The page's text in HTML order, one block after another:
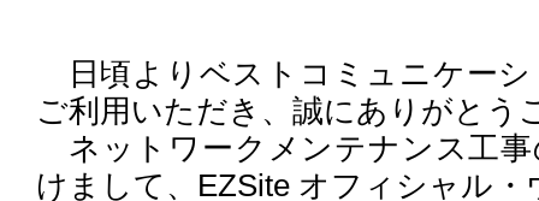
日頃よりベストコミュニケー
ご利用いただき、誠にありがとう
ネットワークメンテナンス工
けまして、EZSite オフィシャル